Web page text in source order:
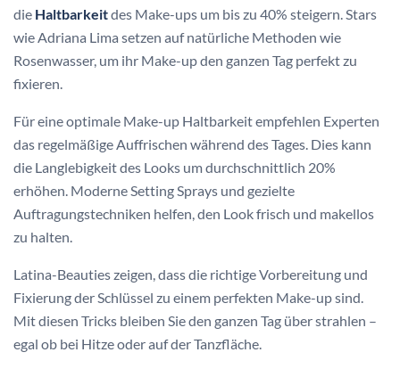
die Haltbarkeitdes Make-ups um bis zu 40% steigern. Stars
wie Adriana Lima setzen auf natürliche Methoden wie
Rosenwasser, um ihr Make-up den ganzen Tag perfekt zu
fixieren.
Für eine optimale Make-up Haltbarkeit empfehlen Experten
das regelmäßige Auffrischen während des Tages. Dies kann
die Langlebigkeit des Looks um durchschnittlich 20%
erhöhen. Moderne Setting Sprays und gezielte
Auftragungstechniken helfen, den Look frisch und makellos
zu halten.
Latina-Beauties zeigen, dass die richtige Vorbereitung und
Fixierung der Schlüssel zu einem perfekten Make-up sind.
Mit diesen Tricks bleiben Sie den ganzen Tag über strahlen –
egal ob bei Hitze oder auf der Tanzfläche.